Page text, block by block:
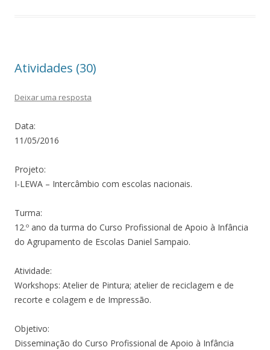
Atividades (30)
Deixar uma resposta
Data:
11/05/2016
Projeto:
I-LEWA – Intercâmbio com escolas nacionais.
Turma:
12.º ano da turma do Curso Profissional de Apoio à Infância
do Agrupamento de Escolas Daniel Sampaio.
Atividade:
Workshops: Atelier de Pintura; atelier de reciclagem e de
recorte e colagem e de Impressão.
Objetivo:
Disseminação do Curso Profissional de Apoio à Infância